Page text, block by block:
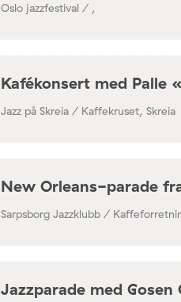
Oslo jazzfestival / ,
Kafékonsert med Palle
Jazz på Skreia / Kaffekruset, Skreia
New Orleans-parade
Sarpsborg Jazzklubb /
Jazzparade med